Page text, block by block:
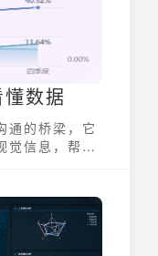
数据
通的桥梁，它
觉信息，帮助
数据放在同一
，让数据的秘